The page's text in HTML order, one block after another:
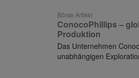
Börse Artikel
ConocoPhillips –
Produktion
Das Unternehmen
unabhängigen